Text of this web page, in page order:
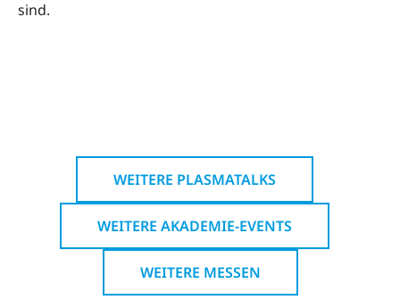
sind.
WEITERE PLASMATALKS
WEITERE AKADEMIE-EVENTS
WEITERE MESSEN